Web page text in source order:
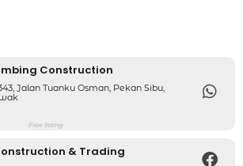
Construction
Jalan Tuanku Osman, Pekan Sibu,
Free listing
& Trading